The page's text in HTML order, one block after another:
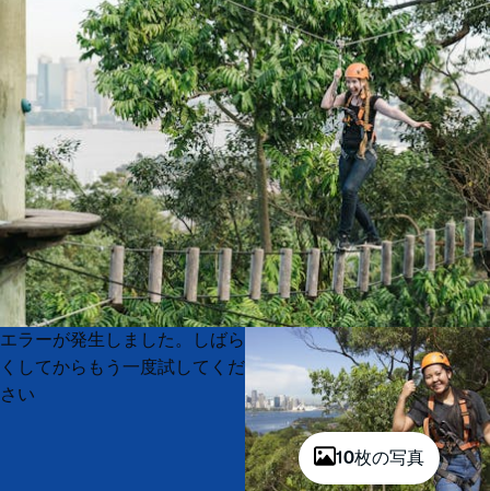
10枚の写真
Product
List
Product
List
エラーが発生しました。しばら
くしてからもう一度試してくだ
さい